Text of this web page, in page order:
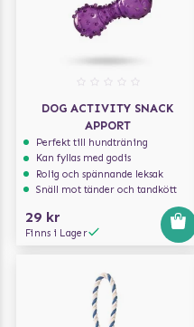
DOG ACTIVITY SNACK
APPORT
Perfekt till hundträning
Kan fyllas med godis
Rolig och spännande leksak
Snäll mot tänder och tandkött
29 kr
Finns i Lager